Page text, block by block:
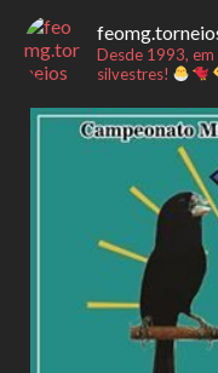
Desde 1993,
silvestres!